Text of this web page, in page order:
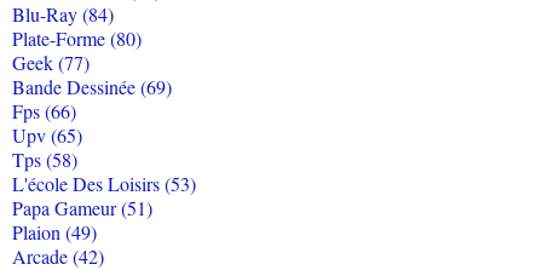
Blu-Ray (84)
Plate-Forme (80)
Geek (77)
Bande Dessinée (69)
Fps (66)
Upv (65)
Tps (58)
L'école Des Loisirs (53)
Papa Gameur (51)
Plaion (49)
Arcade (42)